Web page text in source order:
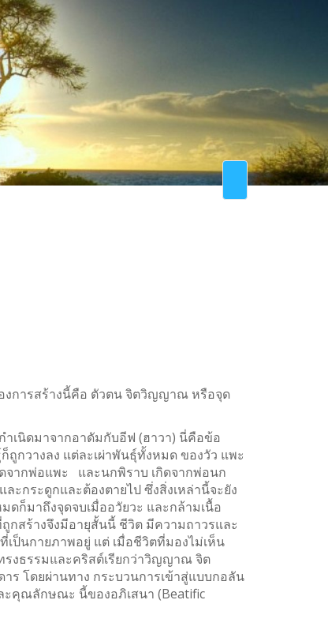
การสร้างนี้คือ ตัวตน จิตวิญญาณ หรือจุด
เนิดมาจากอาดัมกับอีฟ (ฮาวา) นี่คือข้อ
กวางลง แต่ละเผ่าพันธุ์ทั้งหมด ของวัว แพะ
จากพ่อแพะ และนกพิราบ เกิดจากพ่อนก
ะกระดูกและต้องตายไป ซึ่งสิ่งเหล่านี้จะยัง
ก็มาถึงจุดจบเมื่ออวัยวะ และกล้ามเนื้อ
กสร้างจึงมีอายุสั้นนี้ ชีวิต มีความถาวรและ
ป็นกายภาพอยู่ แต่ เมื่อชีวิตที่มองไม่เห็น
รงธรรมและคริสต์เรียกว่าวิญญาณ จิต
โดยผ่านทาง กระบวนการเข้าสู่แบบกอลัน
คุณลักษณะ นี้ของอภิเสนา (Beatific